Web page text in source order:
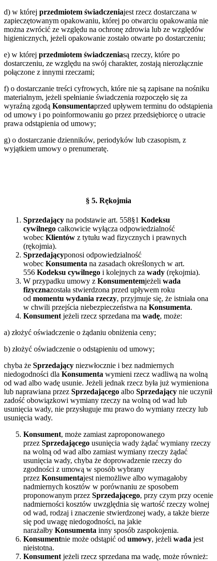
d) w której przedmiotem świadczeniajest rzecz dostarczana w
zapieczętowanym opakowaniu, której po otwarciu opakowania nie
można zwrócić ze względu na ochronę zdrowia lub ze względów
higienicznych, jeżeli opakowanie zostało otwarte po dostarczeniu;
e) w której przedmiotem świadczeniasą rzeczy, które po
dostarczeniu, ze względu na swój charakter, zostają nierozłącznie
połączone z innymi rzeczami;
f) o dostarczanie treści cyfrowych, które nie są zapisane na nośniku
materialnym, jeżeli spełnianie świadczenia rozpoczęło się za
wyraźną zgodą Konsumentaprzed upływem terminu do odstąpienia
od umowy i po poinformowaniu go przez przedsiębiorcę o utracie
prawa odstąpienia od umowy;
g) o dostarczanie dzienników, periodyków lub czasopism, z
wyjątkiem umowy o prenumeratę.
§ 5. Rękojmia
Sprzedający na podstawie art. 558§1 Kodeksu
cywilnego całkowicie wyłącza odpowiedzialność
wobec Klientów z tytułu wad fizycznych i prawnych
(rękojmia).
Sprzedającyponosi odpowiedzialność
wobec Konsumenta na zasadach określonych w art.
556 Kodeksu cywilnego i kolejnych za wady (rękojmia).
W przypadku umowy z Konsumentemjeżeli wada
fizycznazostała stwierdzona przed upływem roku
od momentu wydania rzeczy, przyjmuje się, że istniała ona
w chwili przejścia niebezpieczeństwa na Konsumenta.
Konsument jeżeli rzecz sprzedana ma wadę, może:
a) złożyć oświadczenie o żądaniu obniżenia ceny;
b) złożyć oświadczenie o odstąpieniu od umowy;
chyba że Sprzedający niezwłocznie i bez nadmiernych
niedogodności dla Konsumenta wymieni rzecz wadliwą na wolną
od wad albo wadę usunie. Jeżeli jednak rzecz była już wymieniona
lub naprawiana przez Sprzedającego albo Sprzedający nie uczynił
zadość obowiązkowi wymiany rzeczy na wolną od wad lub
usunięcia wady, nie przysługuje mu prawo do wymiany rzeczy lub
usunięcia wady.
Konsument, może zamiast zaproponowanego
przez Sprzedającego usunięcia wady żądać wymiany rzeczy
na wolną od wad albo zamiast wymiany rzeczy żądać
usunięcia wady, chyba że doprowadzenie rzeczy do
zgodności z umową w sposób wybrany
przez Konsumentajest niemożliwe albo wymagałoby
nadmiernych kosztów w porównaniu ze sposobem
proponowanym przez Sprzedającego, przy czym przy ocenie
nadmierności kosztów uwzględnia się wartość rzeczy wolnej
od wad, rodzaj i znaczenie stwierdzonej wady, a także bierze
się pod uwagę niedogodności, na jakie
narażałby Konsumenta inny sposób zaspokojenia.
Konsumentnie może odstąpić od umowy, jeżeli wada jest
nieistotna.
Konsument jeżeli rzecz sprzedana ma wadę, może również: